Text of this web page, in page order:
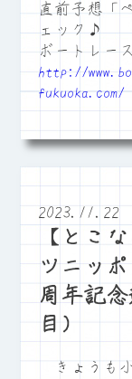
直前予想「
ェック♪
ボートレー
http://
fukuoka.com/
2023.11.22
【とこ
ツニッ
周年記
目）
きょうも